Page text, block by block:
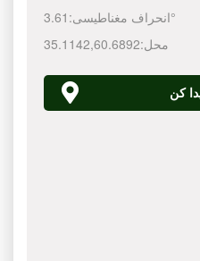
انحراف مغناطیسی:3.61°
محل:
35.1142,60.6892
کن